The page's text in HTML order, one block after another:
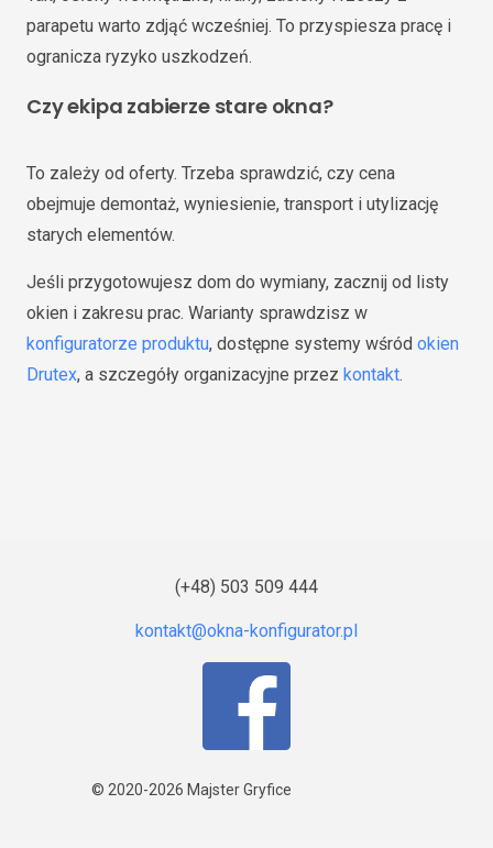
parapetu warto zdjąć wcześniej. To przyspiesza pracę i
ogranicza ryzyko uszkodzeń.
Czy ekipa zabierze stare okna?
To zależy od oferty. Trzeba sprawdzić, czy cena
obejmuje demontaż, wyniesienie, transport i utylizację
starych elementów.
Jeśli przygotowujesz dom do wymiany, zacznij od listy
okien i zakresu prac. Warianty sprawdzisz w
konfiguratorze produktu, dostępne systemy wśród okien
Drutex, a szczegóły organizacyjne przez kontakt.
(+48) 503 509 444
© 2020-2026 Majster Gryfice